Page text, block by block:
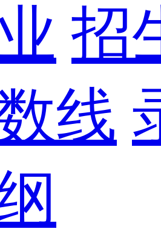
招
线